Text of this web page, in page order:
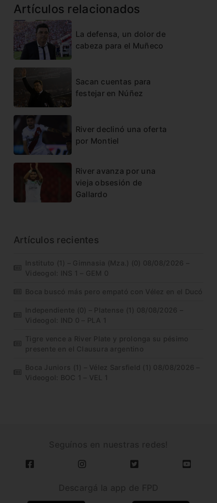
Artículos relacionados
La defensa, un dolor de
cabeza para el Muñeco
Sacan cuentas para
festejar en Núñez
River declinó una oferta
por Montiel
River avanza por una
vieja obsesión de
Gallardo
Artículos recientes
Instituto (1) – Gimnasia (Mza.) (0) 08/08/2026 –
Videogol: INS 1 – GEM 0
Boca buscó más pero empató con Vélez en el Ducó
Independiente (0) – Platense (1) 08/08/2026 –
Videogol: IND 0 – PLA 1
Tigre vence a River Plate y prolonga su pésimo
presente en el Clausura argentino
Boca Juniors (1) – Vélez Sarsfield (1) 08/08/2026 –
Videogol: BOC 1 – VEL 1